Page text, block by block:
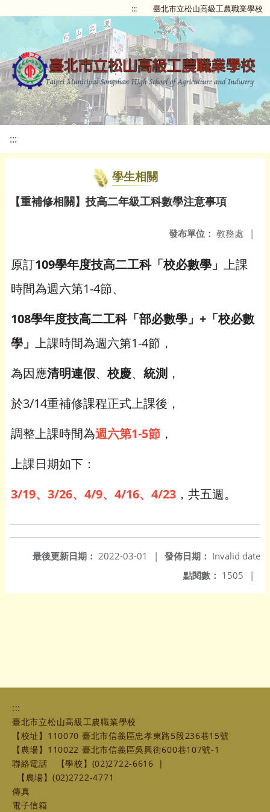
::: 臺北市立松山高級工農職業學校
:::
學生相關
【重補修相關】技高二年級工科數學注意事項
發布單位： 教務處 |
原訂109學年度技高二工科「校必數學」 上課
時間為週六第1-4節、
108學年度技高二工科「部必數學」+「校必數
學」 上課時間為週六第1-4節，
為因應清明連假、校慶、 統測 ，
於3/14重補修課程正式上課後，
調整上課時間為週六第1-5節 ，
上課日期如下：
3/19、3/26、4/9、4/16、4/23 ，共五週。
發佈日期： Invalid date
最後更新日期： 2022-03-01
|
點閱數： 1505 |
:::
臺北市立松山高級工農職業學校
【校址】110070 臺北市信義區忠孝東路5段236巷15號
【農場】110022 臺北市信義區吳興街600巷107號-1
聯絡電話
【學校】(02)2722-6616
|
【農場】(02)2722-4771
傳真
電子信箱